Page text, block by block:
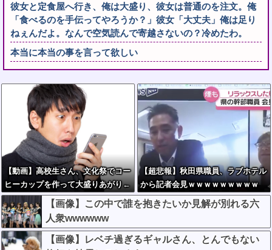
彼女と定食屋へ行き、俺は大盛り、彼女は普通のを注文。俺
「食べるのを手伝ってやろうか？」彼女「大丈夫」俺は足り
ねぇんだよ。なんで空気読んで寄越さないの？冷めたわ。
本当に本当の事を言って欲しい
【動画】高校生さん、文化祭でコー
ヒーカップを作って大盛りあがり←
なんかどっかで見たことあると話題
に
【超悲報】秋田県職員、ラブホテル
から記者会見ｗｗｗｗｗｗｗｗｗ
【画像】この中で誰を抱きたいか見解が別れる六
人衆wwwwww
【画像】レベチ過ぎるギャルさん、とんでもない